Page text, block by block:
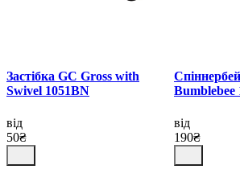
Застібка GC Gross with
Swivel 1051BN
від
50₴
Bumblebee
від
190₴